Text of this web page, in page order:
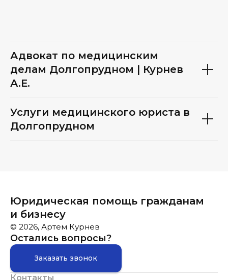
Адвокат по медицинским
делам Долгопрудном | Курнев
А.Е.
Услуги медицинского юриста в
Долгопрудном
Юридическая помощь гражданам
и бизнесу
© 2026, Артем Курнев
Остались вопросы?
Заказать звонок
Контакты